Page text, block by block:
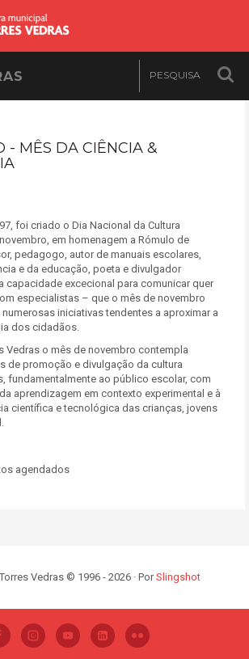
- MÊS DA CIÊNCIA &
foi criado o Dia Nacional da Cultura
em homenagem a Rómulo de
pedagogo, autor de manuais escolares,
e da educação, poeta e divulgador
capacidade excecional para comunicar quer
especialistas – que o mês de novembro
iniciativas tendentes a aproximar a
dos cidadãos.
Vedras o mês de novembro contempla
de promoção e divulgação da cultura
fundamentalmente ao público escolar, com
aprendizagem em contexto experimental e à
científica e tecnológica das crianças, jovens
agendados
Vedras © 1996 - 2026 · PorSlingshot